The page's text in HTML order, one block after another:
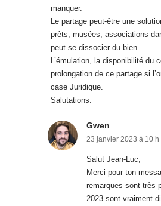
manquer.
Le partage peut-être une
prêts, musées, associations
peut se dissocier du bien.
L’émulation, la disponibilité du
prolongation de ce partage si
case Juridique.
Salutations.
Gwen
23 janvier 2023 à 10 h
Salut Jean-Luc,
Merci pour ton
remarques sont très
2023 sont vraiment